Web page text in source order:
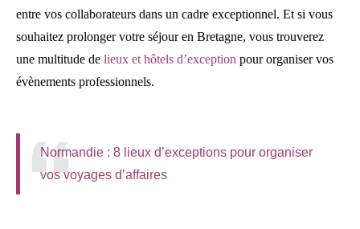
entre vos collaborateurs dans un cadre exceptionnel. Et si vous
souhaitez prolonger votre séjour en Bretagne, vous trouverez
une multitude de lieux et hôtels d’exception pour organiser vos
évènements professionnels.
Normandie : 8 lieux d’exceptions pour organiser
vos voyages d’affaires